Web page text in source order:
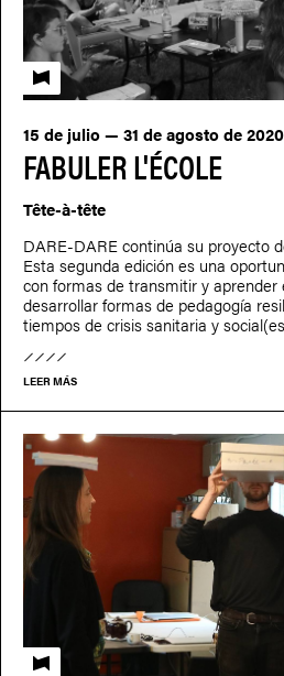
FABULER L'ÉCOLE
15 de julio — 31 de agosto de 2020
Fabuler l'école
Tête-à-tête
DARE-DARE continúa su proyecto
Esta segunda edición es una
con formas de transmitir y aprender
desarrollar formas de pedagogía
tiempos de crisis sanitaria y
LEER MÁS
Fabuler l'école